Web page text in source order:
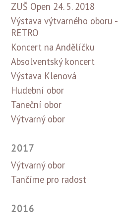
ZUŠ Open 24. 5. 2018
Výstava výtvarného oboru -
RETRO
Koncert na Andělíčku
Absolventský koncert
Výstava Klenová
Hudební obor
Taneční obor
Výtvarný obor
2017
Výtvarný obor
Tančíme pro radost
2016